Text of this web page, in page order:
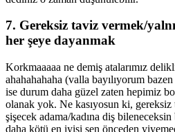
7. Gereksiz taviz vermek/
her şeye dayanmak
Korkmaaaaa ne demiş atalarımız
ahahahahaha (valla bayılıyorum
ise durum daha güzel zaten hepimiz
olanak yok. Ne kasıyosun ki,
şişecek adama/kadına diş bileneceksin
daha kötü en iyisi sen önceden